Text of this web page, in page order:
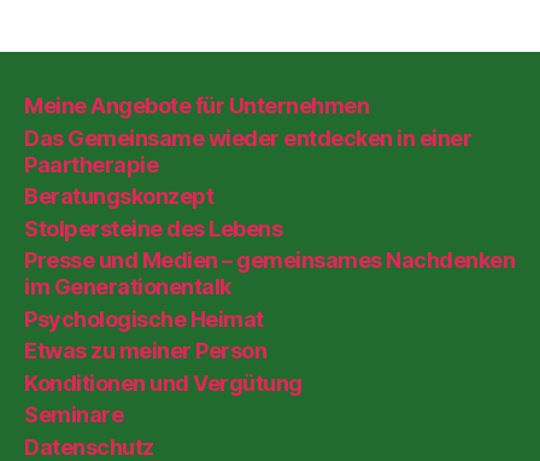
Meine Angebote für Unternehmen
Das Gemeinsame wieder entdecken in einer
Paartherapie
Beratungskonzept
Stolpersteine des Lebens
Presse und Medien – gemeinsames Nachdenken
im Generationentalk
Psychologische Heimat
Etwas zu meiner Person
Konditionen und Vergütung
Seminare
Datenschutz